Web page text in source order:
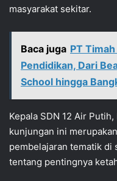
masyarakat sekitar.
Baca juga PT
Pendidikan, Dari
School hingga
Kepala SDN 12 Air
kunjungan ini
pembelajaran tematik di
tentang pentingnya